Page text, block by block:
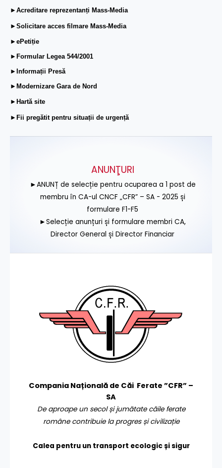
►Acreditare reprezentanți Mass-Media
►Solicitare acces filmare Mass-Media
►ePetiție
►Formular Legea 544/2001
►Informații Presă
►Modernizare Gara de Nord
►Hartă site
►Fii pregătit pentru situații de urgență
ANUNŢURI
►ANUNȚ de selecție pentru ocuparea a 1 post de
membru în CA-ul CNCF „CFR” – SA - 2025 și
formulare F1-F5
►Selecție anunțuri și formulare membri CA,
Director General și Director Financiar
Compania Națională de Căi Ferate ”CFR” –
SA
De aproape un secol și jumătate căile ferate
române contribuie la progres și civilizație
Calea pentru un transport ecologic și sigur